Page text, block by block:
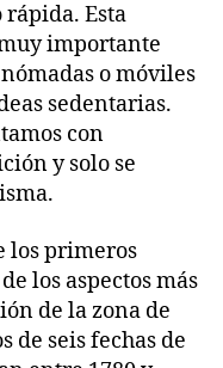
Esta
importante
o móviles
sedentarias.
con
y solo se
los primeros
los aspectos más
de la zona de
de seis fechas de